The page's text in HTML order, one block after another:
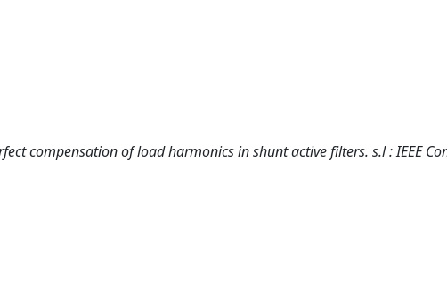
compensation of load harmonics in shunt active filters. s.l : IEEE